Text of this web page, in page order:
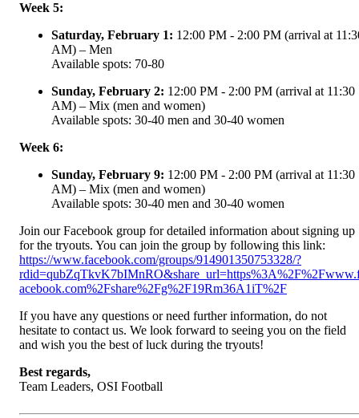
Week 5:
Saturday, February 1: 12:00 PM - 2:00 PM (arrival at
AM) – Men
Available spots: 70-80
Sunday, February 2: 12:00 PM - 2:00 PM (arrival at 11:30
AM) – Mix (men and women)
Available spots: 30-40 men and 30-40 women
Week 6:
Sunday, February 9: 12:00 PM - 2:00 PM (arrival at 11:30
AM) – Mix (men and women)
Available spots: 30-40 men and 30-40 women
Join our Facebook group for detailed information about signing up
for the tryouts. You can join the group by following this link:
https://www.facebook.com/groups/914901350753328/?
acebook.com%2Fshare%2Fg%2F19Rm36A1iT%2F
If you have any questions or need further information, do not
hesitate to contact us. We look forward to seeing you on the field
and wish you the best of luck during the tryouts!
Best regards,
Team Leaders, OSI Football